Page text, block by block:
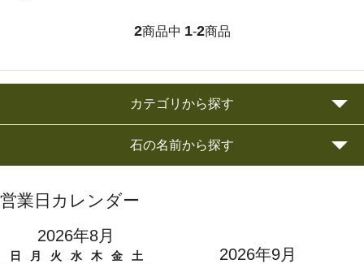
2商品中 1-2商品
カテゴリから探す
石の名前から探す
営業日カレンダー
2026年8月
日 月 火 水 木 金
土
2026年9月